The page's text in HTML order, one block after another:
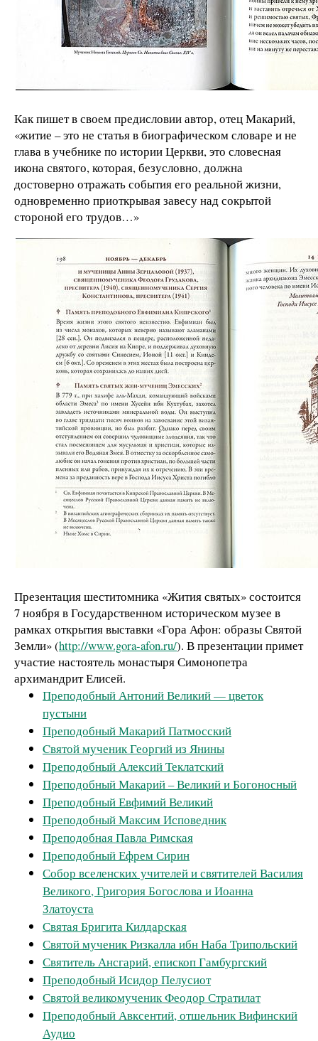
Как пишет в своем предисловии автор, отец Макарий,
«житие – это не статья в биографическом словаре и не
глава в учебнике по истории Церкви, это словесная
икона святого, которая, безусловно, должна
достоверно отражать события его реальной жизни,
одновременно приоткрывая завесу над сокрытой
стороной его трудов…»
Презентация шеститомника «Жития святых» состоится
7 ноября в Государственном историческом музее в
рамках открытия выставки «Гора Афон: образы Святой
Земли» (http://www.gora-afon.ru/). В презентации примет
участие настоятель монастыря Симонопетра
архимандрит Елисей.
Преподобный Антоний Великий — цветок
пустыни
Преподобный Макарий Патмосский
Cвятой мученик Георгий из Янины
Преподобный Алексий Теклатский
Преподобный Макарий – Великий и Богоносный
Преподобный Евфимий Великий
Преподобный Максим Исповедник
Преподобная Павла Римская
Преподобный Ефрем Сирин
Собор вселенских учителей и святителей Василия
Великого, Григория Богослова и Иоанна
Златоуста
Святая Бригита Килдарская
Святой мученик Ризкалла ибн Наба Трипольский
Святитель Ансгарий, епископ Гамбургский
Преподобный Исидор Пелусиот
Святой великомученик Феодор Стратилат
Преподобный Авксентий, отшельник Вифинский
Аудио